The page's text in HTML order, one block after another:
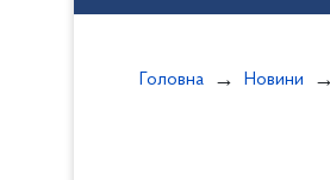
Головна Новини